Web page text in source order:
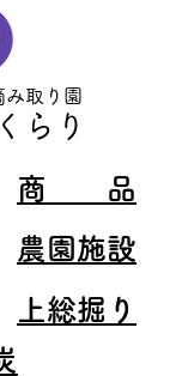
み取り園
らり
商 品
農園施設
​上総掘り